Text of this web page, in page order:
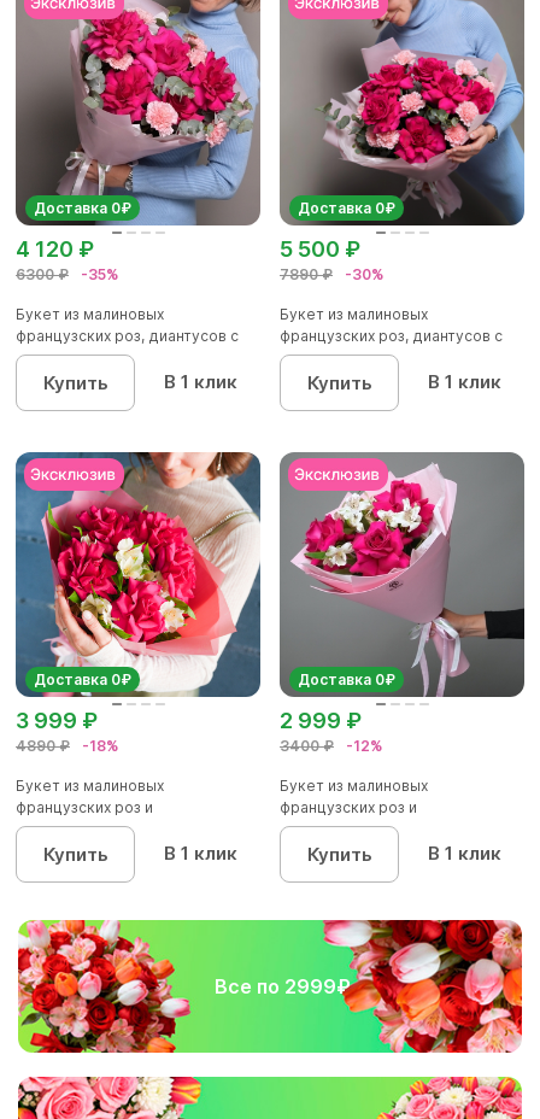
Доставка 0₽
6300 ₽ -35%
4 120 ₽
Букет из малиновых
французских роз, диантусов с
эвкалип...
Купить В 1 клик
Доставка 0₽
7890 ₽ -30%
5 500 ₽
Букет из малиновых
французских роз, диантусов с
эвкалип...
Купить В 1 клик
Доставка 0₽
4890 ₽ -18%
3 999 ₽
Букет из малиновых
французских роз и
альстромерии - М
Купить В 1 клик
Доставка 0₽
3400 ₽ -12%
2 999 ₽
Букет из малиновых
французских роз и
альстромерии - S в...
Купить В 1 клик
Все по 2999₽